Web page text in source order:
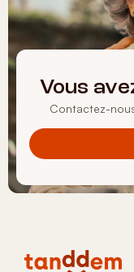
Vous
Contactez-